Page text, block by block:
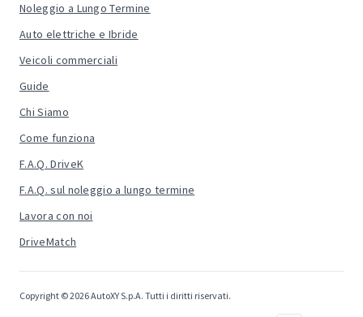
Noleggio a Lungo Termine
Auto elettriche e Ibride
Veicoli commerciali
Guide
Chi Siamo
Come funziona
F.A.Q. DriveK
F.A.Q. sul noleggio a lungo termine
Lavora con noi
DriveMatch
Copyright © 2026 AutoXY S.p.A. Tutti i diritti riservati.